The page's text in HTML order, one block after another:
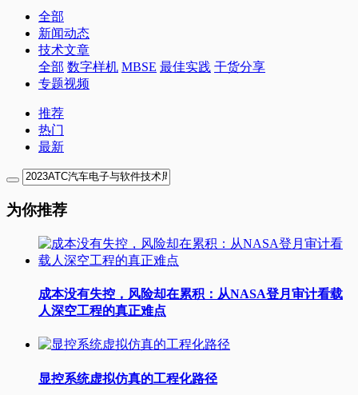
全部
新闻动态
技术文章
全部 数字样机 MBSE 最佳实践 干货分享
专题视频
推荐
热门
最新
为你推荐
成本没有失控，风险却在累积：从NASA登月审计看载
人深空工程的真正难点
显控系统虚拟仿真的工程化路径